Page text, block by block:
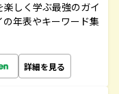
しく学ぶ最強のガイ
年表やキーワード集
詳細を見る